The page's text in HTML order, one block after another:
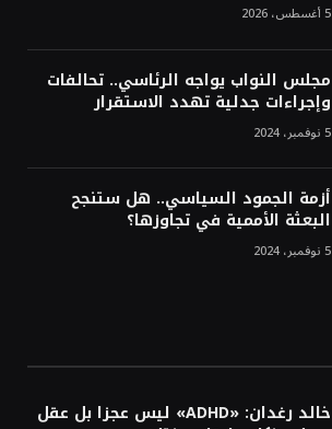
5 أغسطس، 2026
مجلس النواب يواجه الرئاسي.. تحالفات
وإجراءات جدلية تهدد الاستقرار
5 نوفمبر، 2024
أزمة الجمود السياسي.. هل ستنجح
البعثة الأممية في تجاوزها؟
5 نوفمبر، 2024
خالد رغدان: «ADHD» ليس عجزا بل عقل